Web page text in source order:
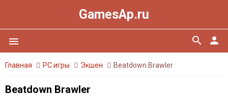
GamesAp.ru
menu person
search
Главная PC игры Экшен Beatdown Brawler
Beatdown Brawler